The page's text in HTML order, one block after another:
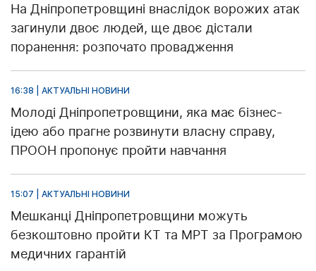
На Дніпропетровщині внаслідок ворожих атак
загинули двоє людей, ще двоє дістали
поранення: розпочато провадження
16:38 | АКТУАЛЬНІ НОВИНИ
Молоді Дніпропетровщини, яка має бізнес-
ідею або прагне розвинути власну справу,
ПРООН пропонує пройти навчання
15:07 | АКТУАЛЬНІ НОВИНИ
Мешканці Дніпропетровщини можуть
безкоштовно пройти КТ та МРТ за Програмою
медичних гарантій